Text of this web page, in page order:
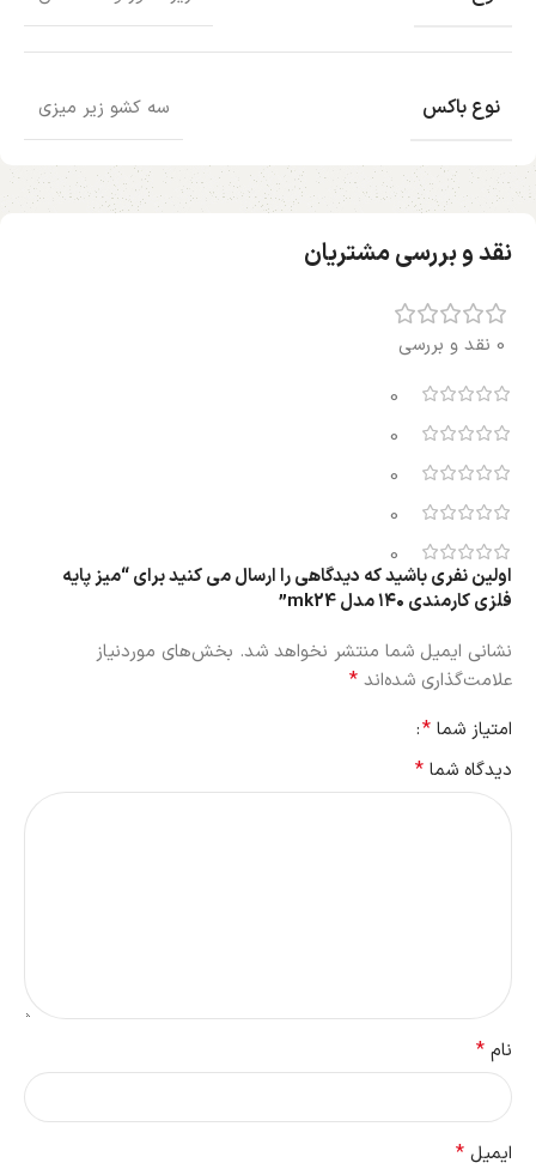
نوع باکس سه کشو زیر میزی
نقد و بررسی مشتریان
0 نقد و بررسی
0
0
0
0
0
اولین نفری باشید که دیدگاهی را ارسال می کنید برای “میز پایه
فلزی کارمندی ۱۴۰ مدل mk24”
نشانی ایمیل شما منتشر نخواهد شد. بخش‌های موردنیاز
علامت‌گذاری شده‌اند *
امتیاز شما *
دیدگاه شما *
نام *
ایمیل *